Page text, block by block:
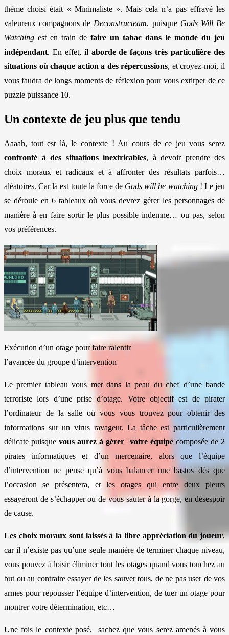
thème choisi était « Minimaliste ». Mais cela n’a pas effrayé les
valeureux compagnons de Deconstructeam, puisque Gods Will Be
Watching est en train de faire un tabac dans le monde du jeu
indépendant. En effet, il aborde de façons très particulière des
situations où chaque action a des répercussions, et croyez-moi, il
vous faudra de longs moments de réflexion pour vous extirper de ce
puzzle puissance 10.
Un contexte de jeu plus que tendu
Aaaah, tout est là, le contexte ! Au cours de ce jeu vous serez
confronté à des situations inextricables, à devoir prendre des
choix moraux et radicaux et à affronter des résultats parfois…
aléatoires. Car là est toute la force de Gods will be watching! Le jeu
se déroule en 6 tableaux où vous devrez gérer les personnages de
manière à en faire sortir le plus possible indemne… ou pas, selon
vos préférences.
Exécution d’un otage pour faire ralentir
l’avancée du groupe d’intervention
Le premier tableau vous met dans la peau du chef d’une bande
terroriste lors d’une prise d’otage. Votre objectif est de pirater
l’ordinateur de la salle où vous vous trouvez pour obtenir des
informations sur un virus ravageur. La tâche est particulièrement
délicate puisquevous aurez à gérer votre équipecomposée de 2
pirates informatiques et d’un mercenaire, alors que l’équipe
d’intervention ne pense qu’à vous balancer une bastos dès que
l’occasion se présentera, et les otages qui entre deux pleurs
essayeront de s’échapper ou de vous sauter à la gorge, en désespoir
de cause.
Les choix moraux sont laissés à la libre appréciation du joueur,
car il n’existe pas qu’une seule manière de terminer chaque niveau,
vous pouvez à loisir éliminer tout les otages quand vous touchez au
but ou au contraire essayer de les sauver tous, de ne pas user de vos
armes pour repousser l’équipe d’intervention, de tuer un otage pour
montrer votre détermination, etc…
Une fois le contexte posé, sachez que vous serez amenés à vous